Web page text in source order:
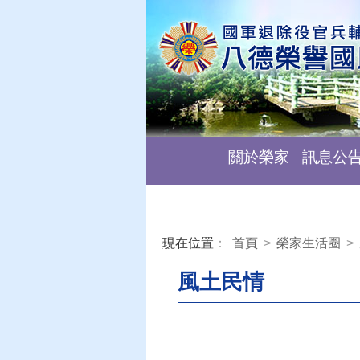
關於榮家 訊息公
:::
現在位置 ： 首頁 > 榮家生活圈 >
風土民情